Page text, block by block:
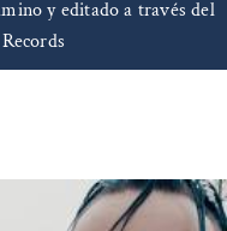
y editado a través del